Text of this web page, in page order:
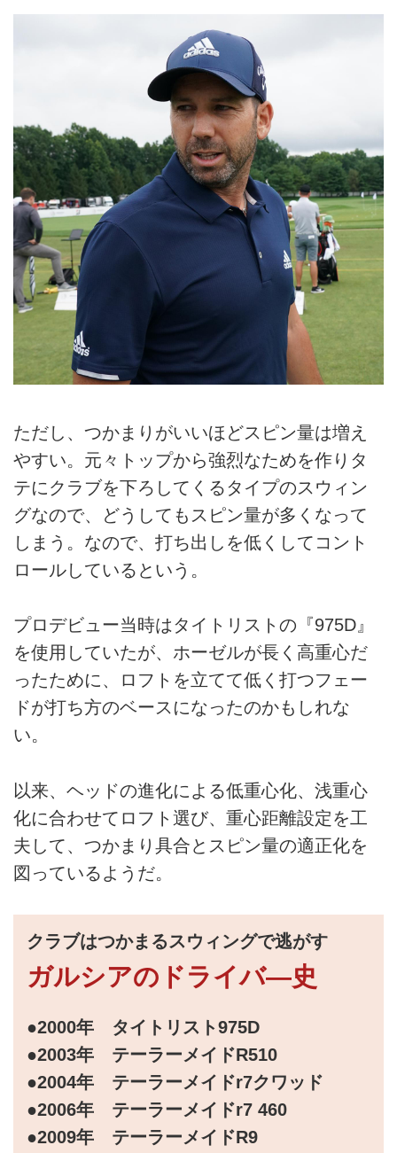
ただし、つかまりがいいほどスピン量は増え
やすい。元々トップから強烈なためを作りタ
テにクラブを下ろしてくるタイプのスウィン
グなので、どうしてもスピン量が多くなって
しまう。なので、打ち出しを低くしてコント
ロールしているという。
プロデビュー当時はタイトリストの『975D』
を使用していたが、ホーゼルが長く高重心だ
ったために、ロフトを立てて低く打つフェー
ドが打ち方のベースになったのかもしれな
い。
以来、ヘッドの進化による低重心化、浅重心
化に合わせてロフト選び、重心距離設定を工
夫して、つかまり具合とスピン量の適正化を
図っているようだ。
クラブはつかまるスウィングで逃がす
ガルシアのドライバ―史
●2000年 タイトリスト975D
●2003年 テーラーメイドR510
●2004年 テーラーメイドr7クワッド
●2006年 テーラーメイドr7 460
●2009年 テーラーメイドR9